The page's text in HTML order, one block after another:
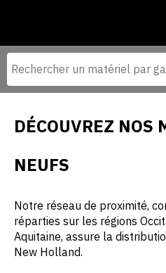
DÉCOUVREZ NOS
NEUFS
Notre réseau de proximité,
réparties sur les régions
Aquitaine, assure la
New Holland.